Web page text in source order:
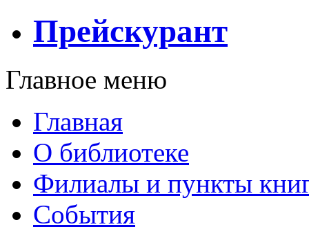
Прейскурант
Главное меню
Главная
О библиотеке
Филиалы и пункты
События